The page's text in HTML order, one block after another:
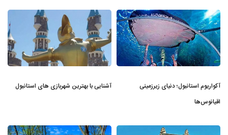
آکواریوم استانبول؛ دنیای زیرزمینی
اقیانوس‌ها
آشنایی با بهترین شهربازی های استانبول